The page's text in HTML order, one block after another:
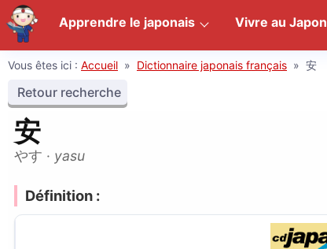
Vous êtes ici : Accueil » Dictionnaire japonais français » 安
Retour recherche
安
やす · yasu
Définition :
Apprendre le japonais Vivre au Japon